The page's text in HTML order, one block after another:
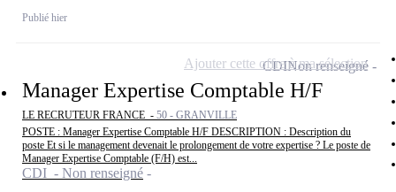
Publié hier
Manager Expertise Comptable H/F
LE RECRUTEUR FRANCE - 50 - GRANVILLE
POSTE : Manager Expertise Comptable H/F DESCRIPTION : Description du
poste Et si le management devenait le prolongement de votre expertise ? Le poste de
Manager Expertise Comptable (F/H) est...
CDI - Non renseigné
CDINon renseigné
Ajouter cette offre à ma sélection